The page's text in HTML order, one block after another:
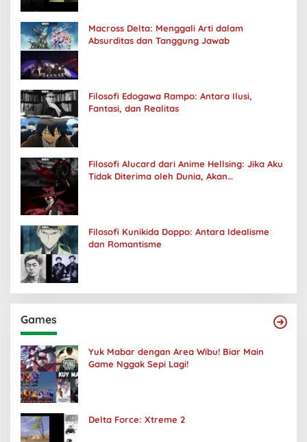
Macross Delta: Menggali Arti dalam
Absurditas dan Tanggung Jawab
Filosofi Edogawa Rampo: Antara Ilusi,
Fantasi, dan Realitas
Filosofi Alucard dari Anime Hellsing: Jika Aku
Tidak Diterima oleh Dunia, Akan
Filosofi Kunikida Doppo: Antara Idealisme
dan Romantisme
Games
Yuk Mabar dengan Area Wibu! Biar Main
Game Nggak Sepi Lagi!
Delta Force: Xtreme 2